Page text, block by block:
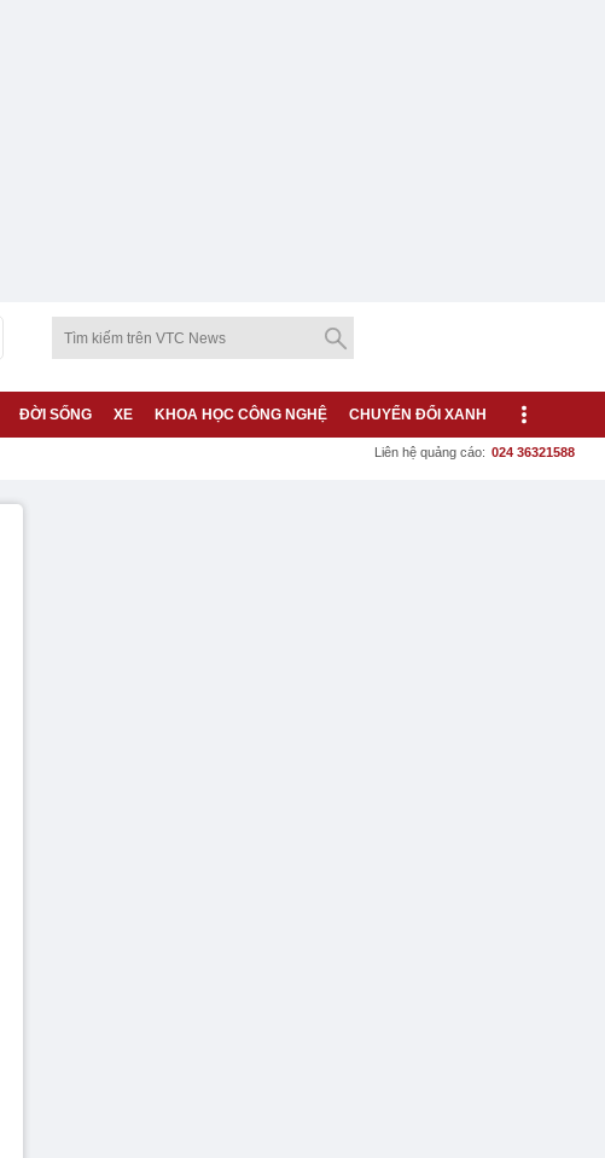
ĐỜI SỐNG XE KHOA HỌC CÔNG NGHỆ CHUYỂN ĐỔI XANH
Liên hệ quảng cáo: 024 36321588